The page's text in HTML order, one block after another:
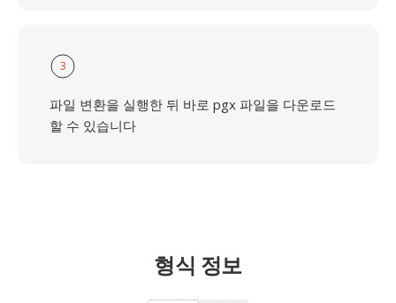
3
파일 변환을 실행한 뒤 바로 pgx 파일을 다운로드
할 수 있습니다
형식 정보